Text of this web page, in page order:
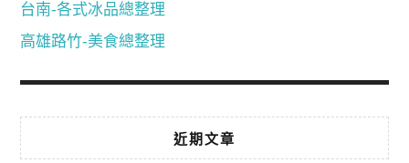
台南-各式冰品總整理
高雄路竹-美食總整理
近期文章